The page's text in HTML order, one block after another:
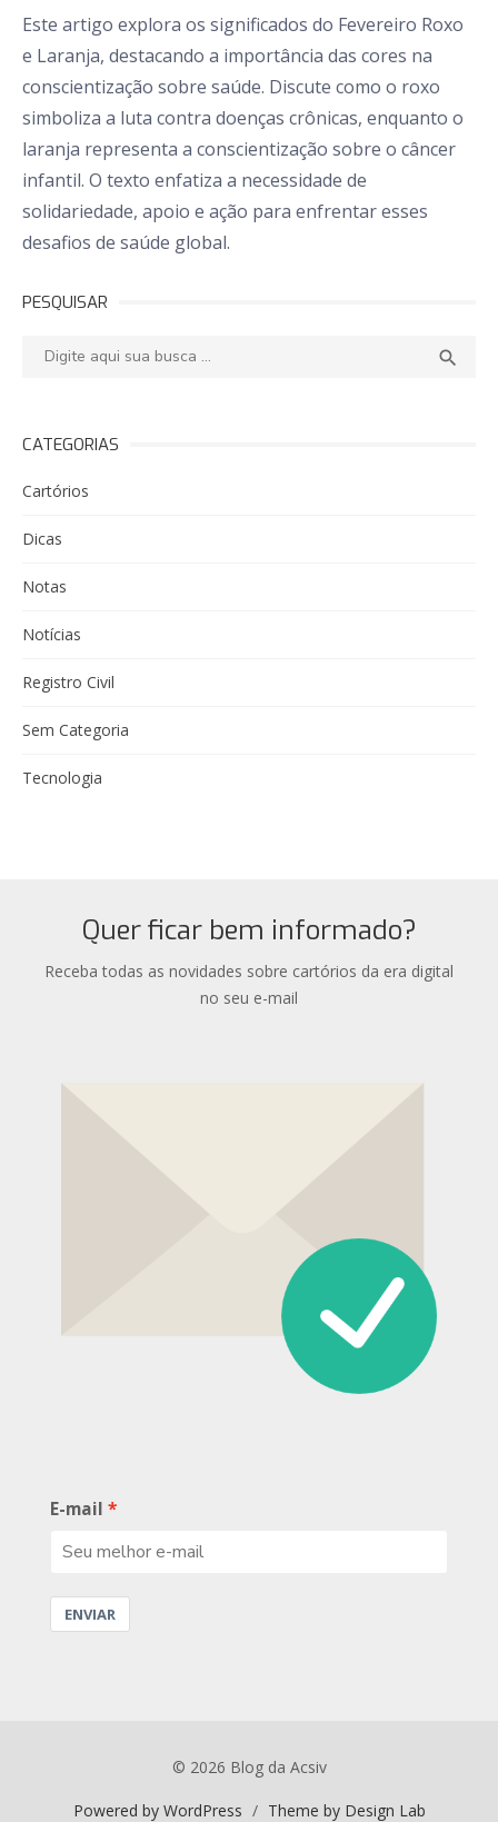
Este artigo explora os significados do Fevereiro Roxo
e Laranja, destacando a importância das cores na
conscientização sobre saúde. Discute como o roxo
simboliza a luta contra doenças crônicas, enquanto o
laranja representa a conscientização sobre o câncer
infantil. O texto enfatiza a necessidade de
solidariedade, apoio e ação para enfrentar esses
desafios de saúde global.
PESQUISAR
Pesquisar: 
CATEGORIAS
Cartórios
Dicas
Notas
Notícias
Registro Civil
Sem Categoria
Tecnologia
Quer ficar bem informado?
Receba todas as novidades sobre cartórios da era digital
no seu e-mail
E-mail
ENVIAR
© 2026 Blog da Acsiv
Powered by WordPress / Theme by Design Lab